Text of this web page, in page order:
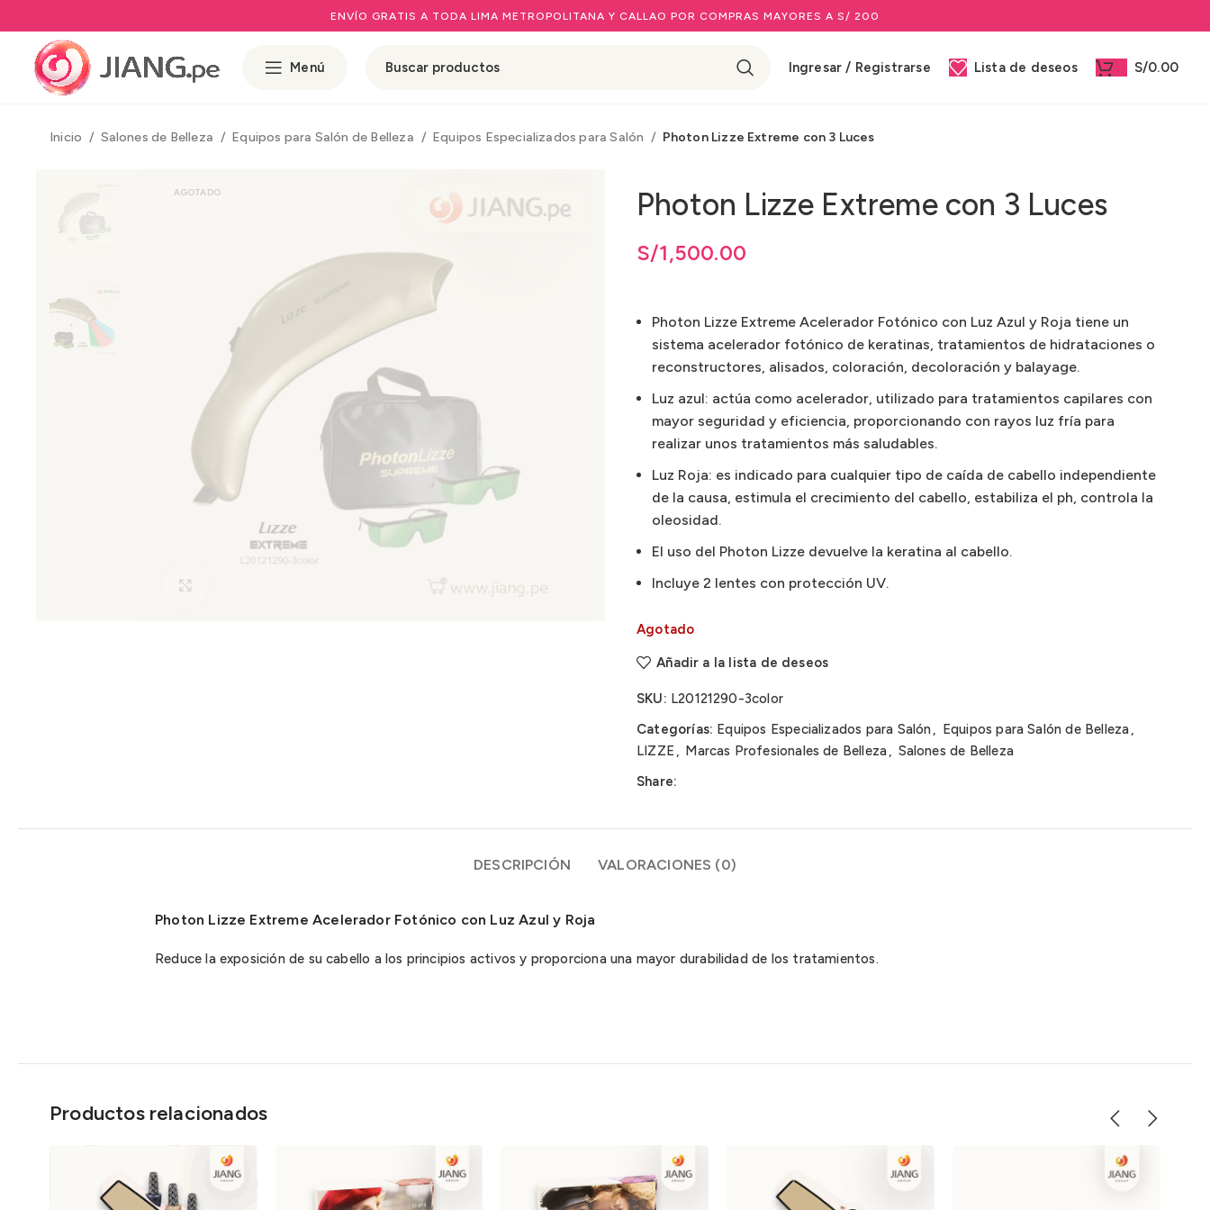
ENVÍO GRATIS A TODA LIMA METROPOLITANA Y CALLAO POR COMPRAS MAYORES A S/ 200
Menú Ingresar / Registrarse Lista de deseos S/0.00
Inicio Salones de Belleza Equipos para Salón de Belleza Equipos Especializados para Salón Photon Lizze Extreme con 3 Luces
AGOTADO Photon Lizze Extreme con 3 Luces
S/1,500.00
Photon Lizze Extreme Acelerador Fotónico con Luz Azul y Roja tiene un
sistema acelerador fotónico de keratinas, tratamientos de hidrataciones o
reconstructores, alisados, coloración, decoloración y balayage.
Luz azul: actúa como acelerador, utilizado para tratamientos capilares con
mayor seguridad y eficiencia, proporcionando con rayos luz fría para
realizar unos tratamientos más saludables.
Luz Roja: es indicado para cualquier tipo de caída de cabello independiente
de la causa, estimula el crecimiento del cabello, estabiliza el ph, controla la
oleosidad.
El uso del Photon Lizze devuelve la keratina al cabello.
Incluye 2 lentes con protección UV.
Agotado
Añadir a la lista de deseos
SKU: L20121290-3color
Categorías: Equipos Especializados para Salón, Equipos para Salón de Belleza,
LIZZE , Marcas Profesionales de Belleza, Salones de Belleza
Share:
DESCRIPCIÓN VALORACIONES (0)
Photon Lizze Extreme Acelerador Fotónico con Luz Azul y Roja
Reduce la exposición de su cabello a los principios activos y proporciona una mayor durabilidad de los tratamientos.
Productos relacionados